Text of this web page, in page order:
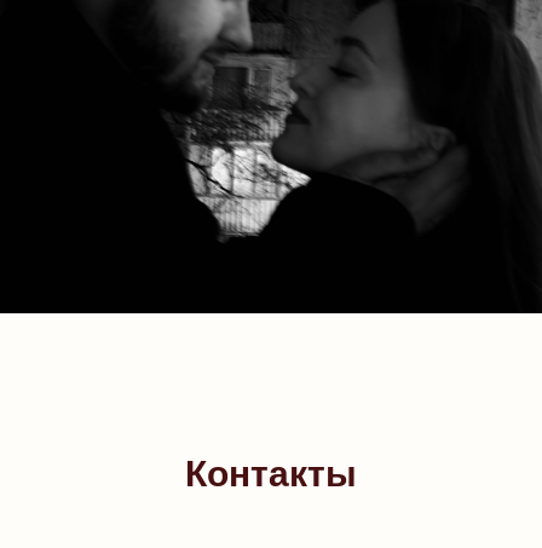
Контакты